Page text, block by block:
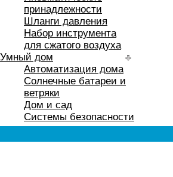
принадлежности
Шланги давления
Набор инструмента
для сжатого воздуха
Умный дом
Автоматизация дома
Солнечные батареи и
ветряки
Дом и сад
Системы безопасности